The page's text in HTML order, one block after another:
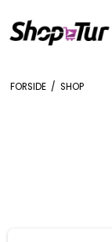
FORSIDE / SHOP